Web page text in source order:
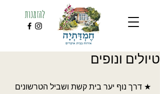
להזמנות
טיולים ונופים
★ דרך נוף יער בית קשת ושביל הטרשונים